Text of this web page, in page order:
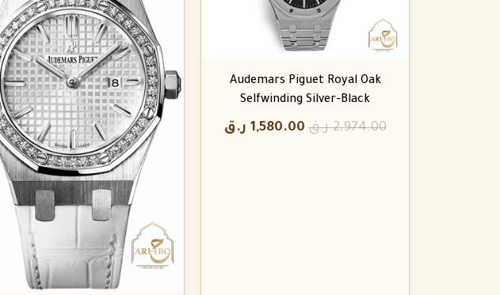
Audemars Piguet Royal Oak
Selfwinding Silver-Black
2,974.00 ر.ق 1,580.00 ر.ق